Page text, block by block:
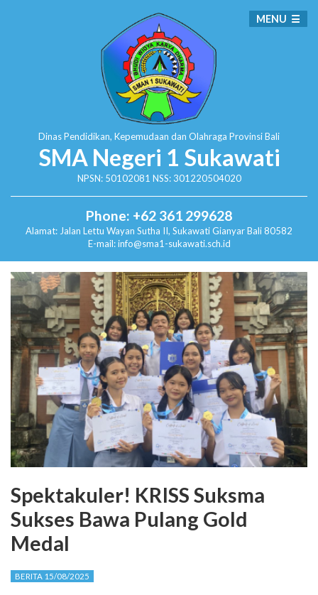
Dinas Pendidikan, Kepemudaan dan Olahraga Provinsi Bali
SMA Negeri 1 Sukawati
NPSN: 50102081 NSS: 301220504020
Phone: +62 361 299628
Alamat: Jalan Lettu Wayan Sutha II, SukawatiGianyar Bali 80582
E-mail: info@sma1-sukawati.sch.id
MENU
Spektakuler! KRISS Suksma
Sukses Bawa Pulang Gold
Medal
BERITA 15/08/2025